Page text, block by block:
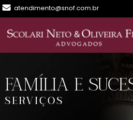
atendimento@snof.com.br
FAMÍLIA E
SERVIÇOS